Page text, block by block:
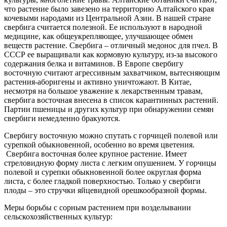
что растение было завезено на территорию Алтайского края
кочевыми народами из Центральной Азии. В нашей стране
свербига считается полезной. Ее используют в народной
медицине, как общеукрепляющее, улучшающее обмен
веществ растение. Свербига – отличный медонос для пчел. В
СССР ее выращивали как кормовую культуру, из-за высокого
содержания белка и витаминов. В Европе свербигу
восточную считают агрессивным захватчиком, вытесняющим
растения-аборигены и активно уничтожают. В Китае,
несмотря на большое уважение к лекарственным травам,
свербига восточная внесена в список карантинных растений.
Партии пшеницы и других культур при обнаружении семян
свербиги немедленно бракуются.
Свербигу восточную можно спутать с горчицей полевой или
сурепкой обыкновенной, особенно во время цветения.
Свербига восточная более крупное растение. Имеет
стреловидную форму листа с легким опушением. У горчицы
полевой и сурепки обыкновенной более округлая форма
листа, с более гладкой поверхностью. Только у свербиги
плоды – это стручки яйцевидной орешкообразной формы.
Меры борьбы с сорным растением при возделывании
сельскохозяйственных культур: